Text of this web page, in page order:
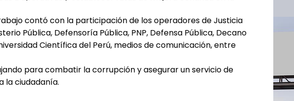
contó con la participación de los operadores de Justicia
Pública, Defensoría Pública, PNP, Defensa Pública, Decano
Científica del Perú, medios de comunicación, entre
para combatir la corrupción y asegurar un servicio de
la ciudadanía.